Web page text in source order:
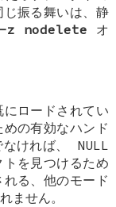
振る舞いは、静
-z nodelete オ
ロードされてい
の有効なハンド
ければ、 NULL
を見つけるため
る、他のモード
ません。